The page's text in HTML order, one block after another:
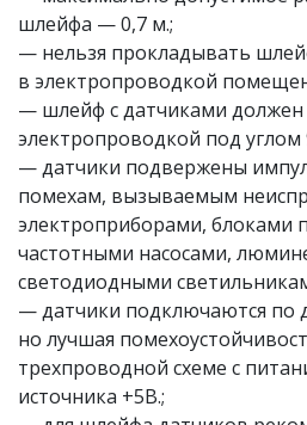
шлейфа — 0,7 м.;
— нельзя прокладывать
в электропроводкой
— шлейф с датчиками должен
электропроводкой под углом
— датчики подвержены
помехам, вызываемым
электроприборами, блоками
частотными насосами,
светодиодными
— датчики подключаются по
но лучшая
трехпроводной схеме с
источника +5В.;